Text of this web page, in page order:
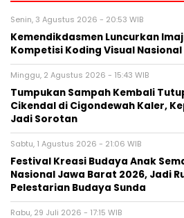
Senin, 3 Agustus 2026 - 20:53 WIB
Kemendikdasmen Luncurkan
Kompetisi Koding Visual
Minggu, 2 Agustus 2026 - 15:43 WIB
Tumpukan Sampah Kembali
Cikendal di Cigondewah Kaler,
Jadi Sorotan
Sabtu, 1 Agustus 2026 - 21:06 WIB
Festival Kreasi Budaya Anak
Nasional Jawa Barat 2026, Jadi
Pelestarian Budaya Sunda
Rabu, 29 Juli 2026 - 17:15 WIB